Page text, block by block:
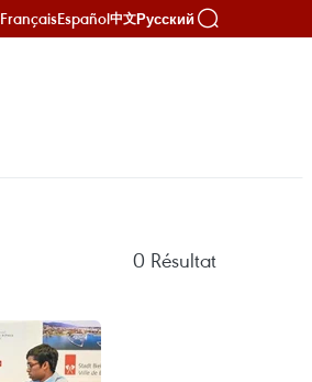
FrançaisEspañol中文Русский
0 Résultat